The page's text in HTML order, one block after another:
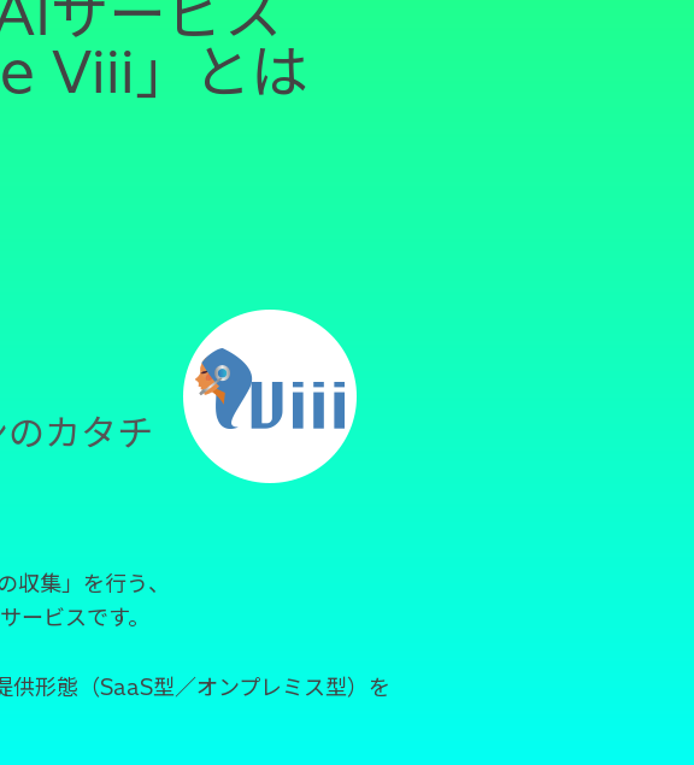
Viii」とは
カタチ
集」を行う、
ービスです。
形態（SaaS型／オンプレミス型）を